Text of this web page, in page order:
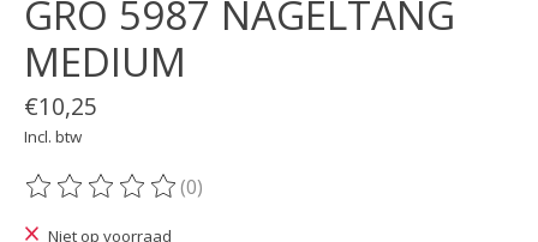
GRO 5987 NAGELTANG
MEDIUM
€10,25
Incl. btw
De beoordeling van dit product is
(0)
Niet op voorraad